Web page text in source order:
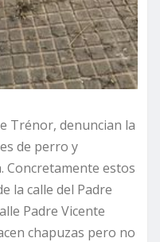
Trénor, denuncian la
de perro y
Concretamente estos
la calle del Padre
Padre Vicente
chapuzas pero no